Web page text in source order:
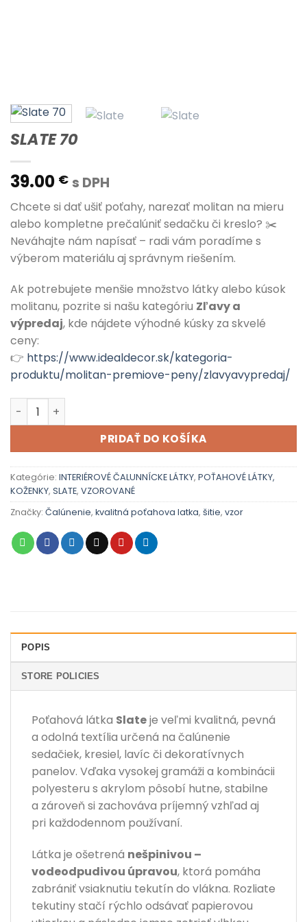
SLATE 70
39.00 € s DPH
Chcete si dať ušiť poťahy, narezať molitan na mieru
alebo kompletne prečalúniť sedačku či kreslo? ✂️
Neváhajte nám napísať – radi vám poradíme s
výberom materiálu aj správnym riešením.
Ak potrebujete menšie množstvo látky alebo kúsok
molitanu, pozrite si našu kategóriu Zľavy a
výpredaj, kde nájdete výhodné kúsky za skvelé
ceny:
👉 https://www.idealdecor.sk/kategoria-
produktu/molitan-premiove-peny/zlavyavypredaj/
množstvo SLATE 70
PRIDAŤ DO KOŠÍKA
Kategórie: INTERIÉROVÉ ČALUNNÍCKE LÁTKY, POŤAHOVÉ LÁTKY,
KOŽENKY, SLATE, VZOROVANÉ
Značky: Čalúnenie, kvalitná poťahova latka, šitie, vzor
POPIS
STORE POLICIES
Poťahová látka Slateje veľmi kvalitná, pevná
a odolná textília určená na čalúnenie
sedačiek, kresiel, lavíc či dekoratívnych
panelov. Vďaka vysokej gramáži a kombinácii
polyesteru s akrylom pôsobí hutne, stabilne
a zároveň si zachováva príjemný vzhľad aj
pri každodennom používaní.
Látka je ošetrená nešpinivou –
vodeodpudivou úpravou, ktorá pomáha
zabrániť vsiaknutiu tekutín do vlákna. Rozliate
tekutiny stačí rýchlo odsávať papierovou